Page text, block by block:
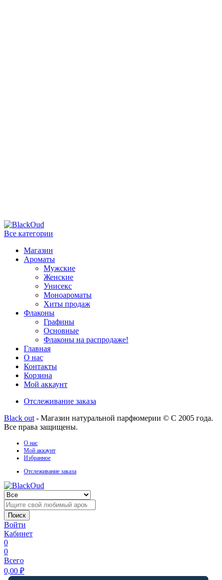
Все категории
Магазин
Ароматы
Мужские
Женские
Унисекс
Моноароматы
Хиты продаж
Флаконы
Графины
Основные
Флаконы на распродаже!
Главная
О нас
Контакты
Корзина
Мой аккаунт
Отслеживание заказа
Black out - Магазин натуральной парфюмерии © С 2005 года.
Все права защищены.
О нас
Мой аккаунт
Избранное
Отслеживание заказа
Поиск
Войти
Кабинет
0
0
Всего
0,00 ₽